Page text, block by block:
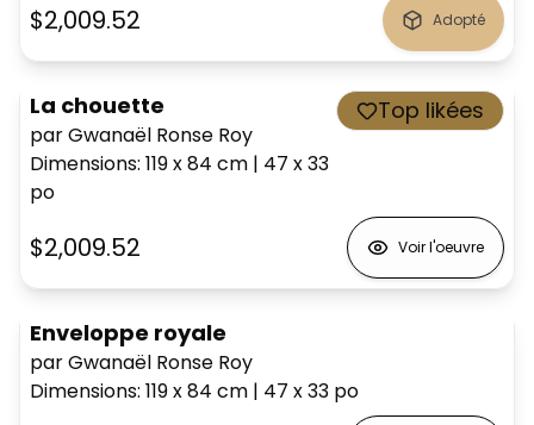
$2,009.52 Adopté
La chouette
par Gwanaël Ronse Roy
Dimensions: 119 x 84 cm | 47 x 33
po
Top likées
$2,009.52 Voir l'oeuvre
Enveloppe royale
par Gwanaël Ronse Roy
Dimensions: 119 x 84 cm | 47 x 33 po